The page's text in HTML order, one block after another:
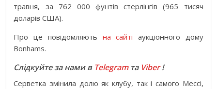
травня, за 762 000 фунтів стерлінгів (965 тисяч
доларів США).
Про це повідомляють на сайті аукціонного дому
Bonhams.
Слідкуйте за нами в Telegramта Viber!
Серветка змінила долю як клубу, так і самого Мессі,